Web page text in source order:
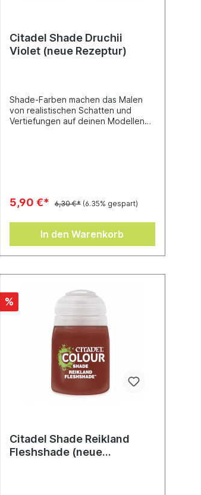
Citadel Shade Druchii
Violet (neue Rezeptur)
Shade-Farben machen das Malen
von realistischen Schatten und
Vertiefungen auf deinen Modellen
5,90 €* 6,30 €* (6.35% gespart)
In den Warenkorb
%
Citadel Shade Reikland
Fleshshade (neue